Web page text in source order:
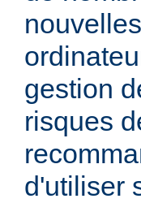
gestion
risques
d'utiliser